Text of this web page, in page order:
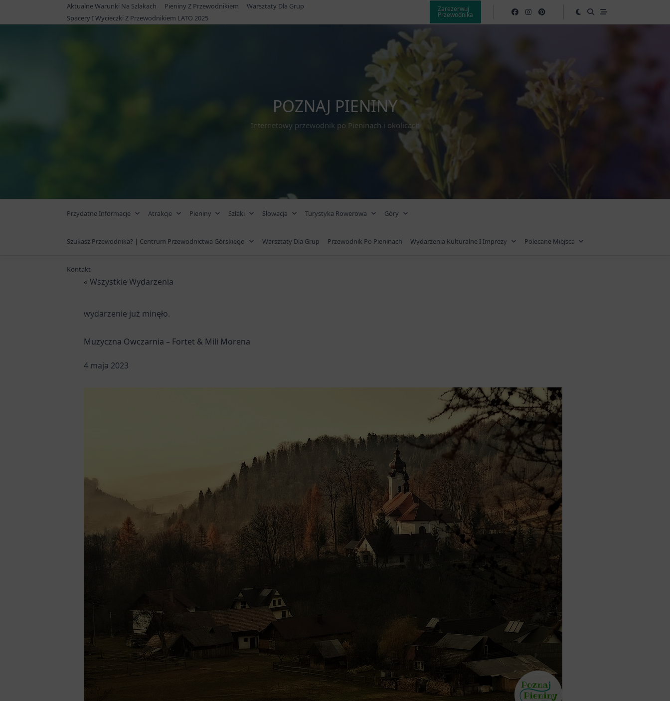
Aktualne Warunki Na Szlakach Pieniny Z Przewodnikiem
Warsztaty Dla Grup
Spacery I Wycieczki Z Przewodnikiem LATO 2025
Zarezerwuj
Przewodnika
POZNAJ PIENINY
Internetowy przewodnik po Pieninach i okolicach
Przydatne Informacje Atrakcje Pieniny Szlaki Słowacja Turystyka Rowerowa Góry
Szukasz Przewodnika? | Centrum Przewodnictwa Górskiego Warsztaty Dla Grup Przewodnik Po Pieninach Wydarzenia Kulturalne I Imprezy Polecane Miejsca
Kontakt
« Wszystkie Wydarzenia
wydarzenie już minęło.
Muzyczna Owczarnia – Fortet & Mili Morena
4 maja 2023